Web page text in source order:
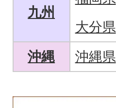
九州
大分県
沖縄
沖縄県